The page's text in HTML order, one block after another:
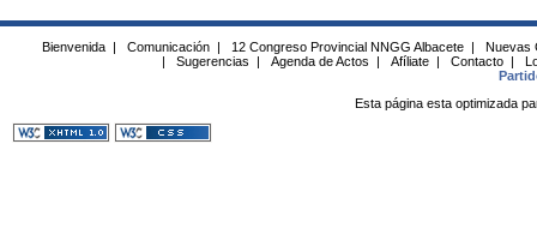
Bienvenida | Comunicación | 12 Congreso Provincial NNGG Albacete |
Nuevas
|
Sugerencias | Agenda de Actos | Afíliate | Contacto |
Esta página esta optimizada